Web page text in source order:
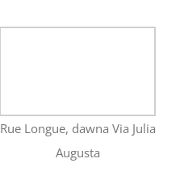
Rue Longue, dawna Via Julia
Augusta